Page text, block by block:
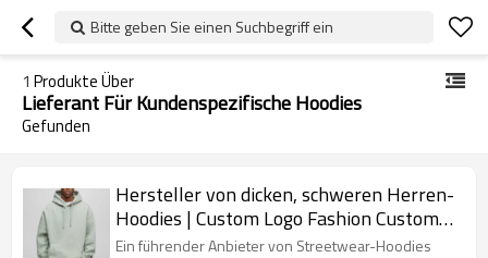
Bitte geben Sie einen Suchbegriff ein
1 Produkte Über
Lieferant Für Kundenspezifische Hoodies
Gefunden
Hersteller von dicken, schweren Herren-
Hoodies | Custom Logo Fashion Custom
Soft Hoodies Lieferant
Ein führender Anbieter von Streetwear-Hoodies